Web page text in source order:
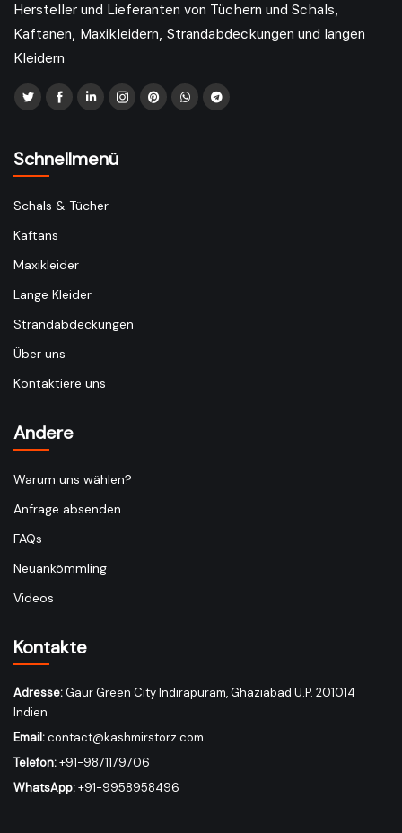
Hersteller und Lieferanten von Tüchern und Schals,
Kaftanen, Maxikleidern, Strandabdeckungen und langen
Kleidern
Schnellmenü
Schals & Tücher
Kaftans
Maxikleider
Lange Kleider
Strandabdeckungen
Über uns
Kontaktiere uns
Andere
Warum uns wählen?
Anfrage absenden
FAQs
Neuankömmling
Videos
Kontakte
Adresse:Gaur Green City Indirapuram, Ghaziabad U.P. 201014
Indien
Email:contact@kashmirstorz.com
Telefon:+91-9871179706
WhatsApp:+91-9958958496